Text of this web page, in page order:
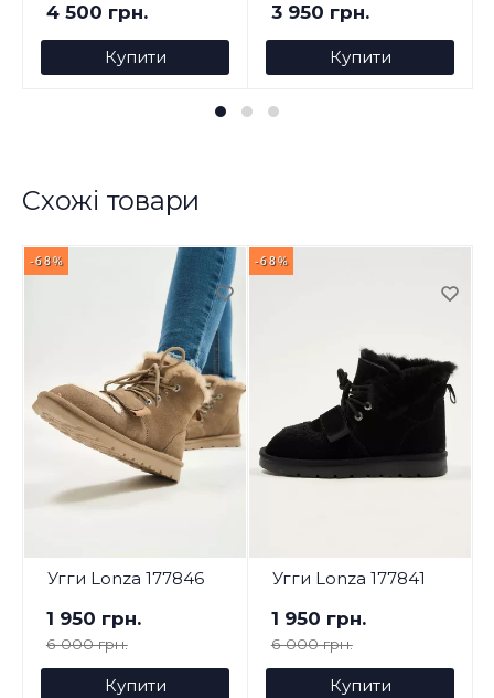
4 500 грн.
Купити
3 950 грн.
Купити
Схожі товари
-68%
Угги Lonza 177846
1 950 грн.
6 000 грн.
Купити
-68%
Угги Lonza 177841
1 950 грн.
6 000 грн.
Купити